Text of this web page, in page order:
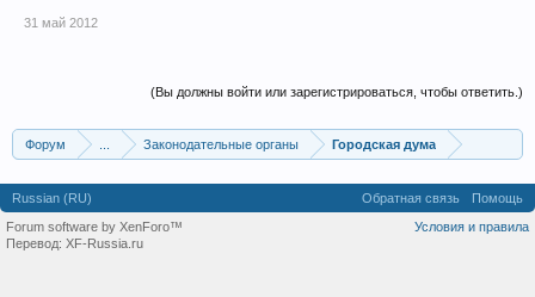
31 май 2012
(Вы должны войти или зарегистрироваться, чтобы ответить.)
Форум Законодательные органы Городская дума
Russian (RU) Обратная связь
Помощь
Условия и правила
Forum software by XenForo™
Перевод: XF-Russia.ru